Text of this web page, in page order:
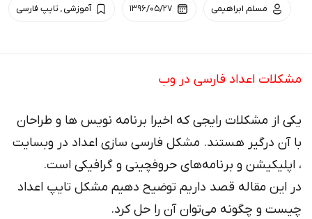
مسلم ابراهیمی ۱۳۹۶/۰۵/۲۷ آموزشی. تایپ فارسی
مشکلات اعداد فارسی در وب
یکی از مشکلات رایجی که اخیرا برنامه نویس ها و طراحان
با آن درگیر هستند. مشکل فارسی سازی اعداد در وبسایت
، اپلیکیشن و برنامه‌های حروفچینی و گرافیکی است.
در این مقاله قصد داریم توضیح دهیم مشکل تایپ اعداد
چیست و چگونه می‌توان آن را حل کرد.